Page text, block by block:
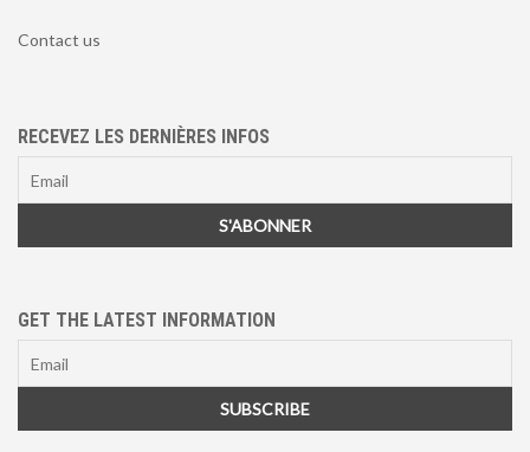
Contact us
RECEVEZ LES DERNIÈRES INFOS
GET THE LATEST INFORMATION